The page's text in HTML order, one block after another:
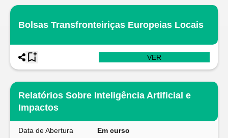
Bolsas Transfronteiriças Europeias Locais
VER
Relatórios Sobre Inteligência Artificial e
Impactos
Data de Abertura Em curso